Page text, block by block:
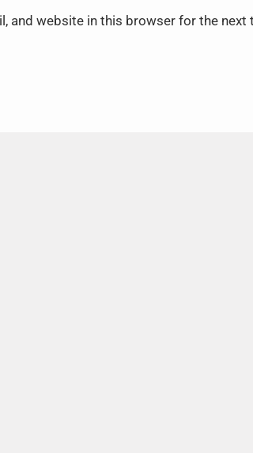
and website in this browser for the